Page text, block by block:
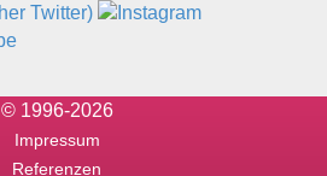
© 1996-2026
Impressum
Referenzen